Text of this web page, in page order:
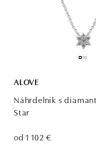
ALOVE
Náhrdelník s
Star
od 1 102 €